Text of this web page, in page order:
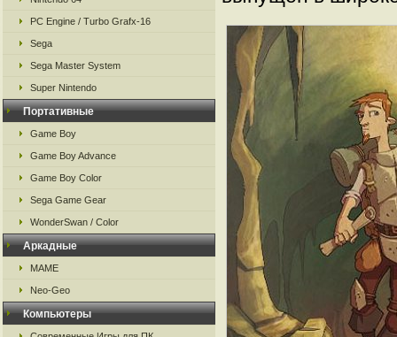
PC Engine / Turbo Grafx-16
Sega
Sega Master System
Super Nintendo
Портативные
Game Boy
Game Boy Advance
Game Boy Color
Sega Game Gear
WonderSwan / Color
Аркадные
MAME
Neo-Geo
Компьютеры